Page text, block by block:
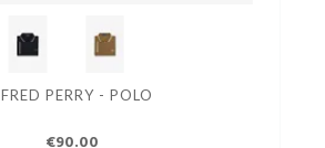
FRED PERRY - POLO